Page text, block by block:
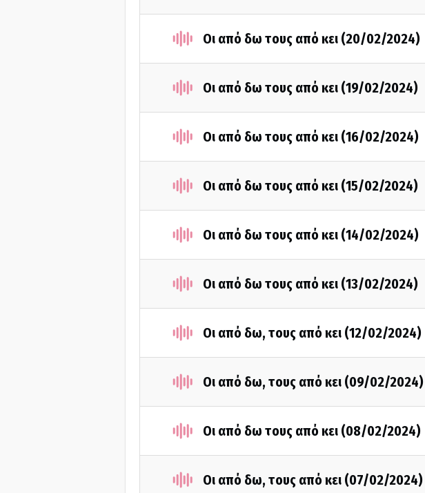
Οι από δω τους από κει (20/02/2024)
Οι από δω τους από κει (19/02/2024)
Οι από δω τους από κει (16/02/2024)
Οι από δω τους από κει (15/02/2024)
Οι από δω τους από κει (14/02/2024)
Οι από δω τους από κει (13/02/2024)
Οι από δω, τους από κει (12/02/2024)
Οι από δω, τους από κει (09/02/2024)
Οι από δω τους από κει (08/02/2024)
Οι από δω, τους από κει (07/02/2024)